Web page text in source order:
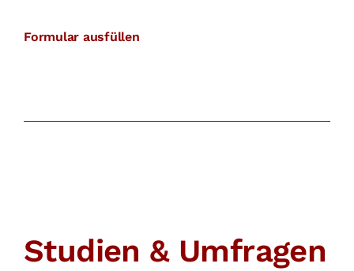
Formular ausfüllen
Studien & Umfragen